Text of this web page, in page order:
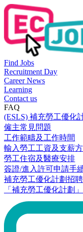
Find Jobs
Recruitment Day
Career News
Learning
Contact us
FAQ
(ESLS) 補充勞工優化
僱主常見問題
工作範疇及工作時間
輸入勞工工資及支薪
勞工住宿及醫療安排
簽證/進入許可申請手
補充勞工優化計劃招
「補充勞工優化計劃